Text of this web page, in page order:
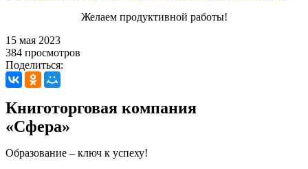
Желаем продуктивной работы!
15 мая 2023
384 просмотров
Поделиться:
Книготорговая компания
«Сфера»
Образование – ключ к успеху!